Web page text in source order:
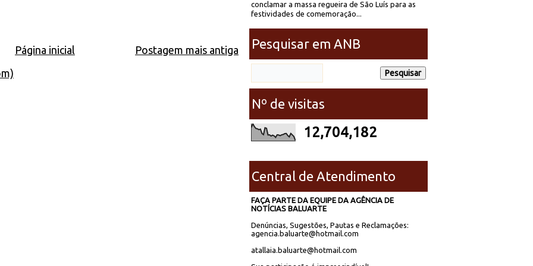
Postagem mais antiga
Página inicial
conclamar a massa regueira de São Luís para as
festividades de comemoração...
Pesquisar em ANB
Nº de visitas
12,704,182
Central de Atendimento
FAÇA PARTE DA EQUIPE DA AGÊNCIA DE
NOTÍCIAS BALUARTE
Denúncias, Sugestões, Pautas e Reclamações:
agencia.baluarte@hotmail.com
atallaia.baluarte@hotmail.com